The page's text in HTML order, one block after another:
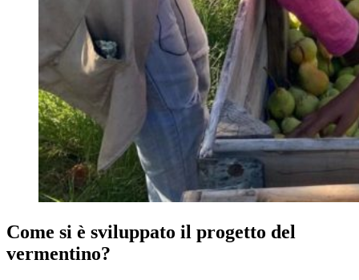
Come si è sviluppato il progetto del
vermentino?